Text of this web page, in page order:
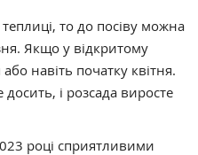
то до посіву можна
Якщо у відкритому
навіть початку квітня.
і розсада виросте
році сприятливими